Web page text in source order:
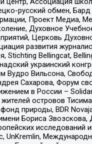
русский обмен,
Проект Медиа,
Духовное
Церковь
развития
Stichting Bellingcat,
украинский
Вильсона,
Сахарова, Форум
в России –
островов
природы, BDR
Бориса
UnKremlin,